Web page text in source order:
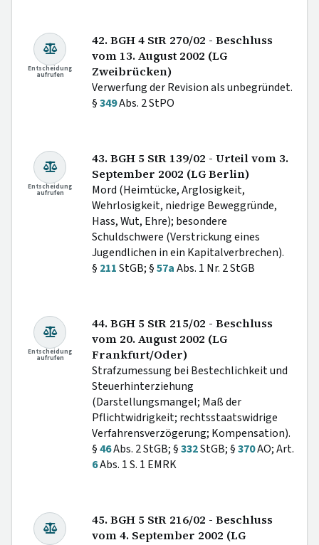
Entscheidung
aufrufen
42. BGH 4 StR 270/02 - Beschluss
vom 13. August 2002 (LG
Zweibrücken)
Verwerfung der Revision als unbegründet.
§349Abs. 2 StPO
Entscheidung
aufrufen
43. BGH 5 StR 139/02 - Urteil vom 3.
September 2002 (LG Berlin)
Mord (Heimtücke, Arglosigkeit,
Wehrlosigkeit, niedrige Beweggründe,
Hass, Wut, Ehre); besondere
Schuldschwere (Verstrickung eines
Jugendlichen in ein Kapitalverbrechen).
§ 211StGB; §57aAbs. 1 Nr. 2 StGB
Entscheidung
aufrufen
44. BGH 5 StR 215/02 - Beschluss
vom 20. August 2002 (LG
Frankfurt/Oder)
Strafzumessung bei Bestechlichkeit und
Steuerhinterziehung
(Darstellungsmangel; Maß der
Pflichtwidrigkeit; rechtsstaatswidrige
Verfahrensverzögerung; Kompensation).
§46Abs. 2 StGB; §332StGB; §370AO; Art.
6Abs. 1 S. 1 EMRK
45. BGH 5 StR 216/02 - Beschluss
vom 4. September 2002 (LG